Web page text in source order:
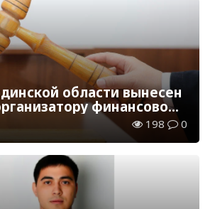
области вынесен
финансовой
198 0